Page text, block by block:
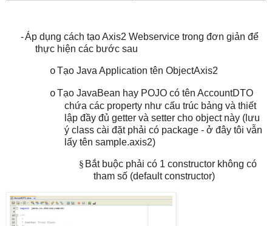
-Áp dụng cách tạo Axis2 Webservice trong đơn giản để
thực hiện các bước sau
oTạo Java Application tên ObjectAxis2
oTạo JavaBean hay POJO có tên AccountDTO
chứa các property như cấu trúc bảng và thiết
lập đầy đủ getter và setter cho object này (lưu
ý class cài đặt phải có package - ở đây tôi vẫn
lấy tên sample.axis2)
§ Bắt buộc phải có 1 constructor không có
tham số (default constructor)